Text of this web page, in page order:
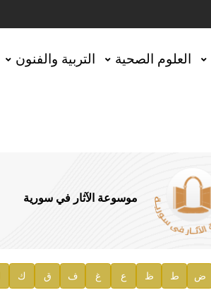
العلوم الصحية التربية والفنون
موسوعة الآثار في سورية
ض ط ظ ع غ ف ق ك